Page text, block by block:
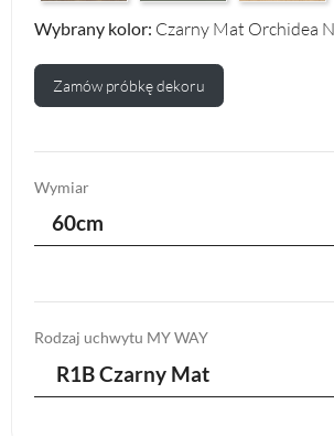
Wybrany kolor: Czarny Mat Orchidea
Zamów próbkę dekoru
Wymiar
60cm
Rodzaj uchwytu MY WAY